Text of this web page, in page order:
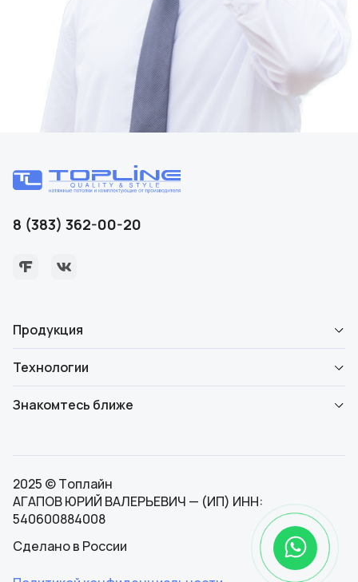
8 (383) 362-00-20
Продукция
Технологии
Знакомтесь ближе
2025 © Топлайн
АГАПОВ ЮРИЙ ВАЛЕРЬЕВИЧ — (ИП) ИНН:
540600884008
Сделано в России